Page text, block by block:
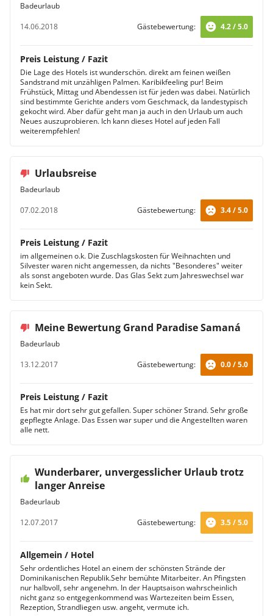
Badeurlaub
14.06.2018
Gästebewertung: 4.2 / 5.0
Preis Leistung / Fazit
Die Lage des Hotels ist wunderschön. direkt am feinen weißen
Sandstrand mit unzähligen Palmen. Karibikfeeling pur! Beim
Frühstück, Mittag und Abendessen ist für jeden was dabei. Natürlich
sind bestimmte Gerichte anders vom Geschmack, da landestypisch
gekocht wird. Aber dafür geht man ja auch in den Urlaub um auch
Neues auszuprobieren. Ich kann dieses Hotel auf jeden Fall
weiterempfehlen!
Urlaubsreise
Badeurlaub
07.02.2018
Gästebewertung: 3.4 / 5.0
Preis Leistung / Fazit
im allgemeinen o.k. Die Zuschlagskosten für Weihnachten und
Silvester waren nicht angemessen, da nichts "Besonderes" weiter
als sonst angeboten wurde. Das Glas Sekt zum Jahreswechsel war
kein Sekt.
Meine Bewertung Grand Paradise Samaná
Badeurlaub
13.12.2017
Gästebewertung: 0.0 / 5.0
Preis Leistung / Fazit
Es hat mir dort sehr gut gefallen. Super schöner Strand. Sehr große
gepflegte Anlage. Das Essen war super und die Angestellten waren
alle nett.
Wunderbarer, unvergesslicher Urlaub trotz
langer Anreise
Badeurlaub
12.07.2017
Gästebewertung: 3.5 / 5.0
Allgemein / Hotel
Sehr ordentliches Hotel an einem der schönsten Strände der
Dominikanischen Republik.Sehr bemühte Mitarbeiter. An Pfingsten
nur halbvoll, sehr angenehm. In der Hauptsaison wahrscheinlich
nicht ganz so entgegenkommend was Wartezeiten beim Essen,
Rezeption, Strandliegen usw. angeht, vermute ich.